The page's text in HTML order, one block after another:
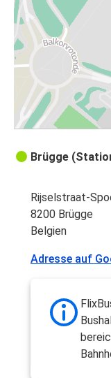
Brügge
Rijselstraat-
8200 Brügge
Belgien
Adresse auf